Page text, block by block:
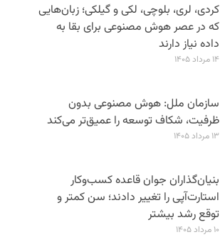
کردی، لری، بلوچی، لکی و گیلکی؛ زبان‌هایی
که در عصر هوش مصنوعی برای بقا به
داده نیاز دارند
۱۴ مرداد ۱۴۰۵
سازمان ملل: هوش مصنوعی بدون
ظرفیت، شکاف توسعه را عمیق‌تر می‌کند
۱۳ مرداد ۱۴۰۵
بنیان‌گذاران جوان قاعده کسب‌وکار
استارت‌آپی را تغییر دادند؛ سن‌ کمتر و
توقع رشد بیشتر
۱۰ مرداد ۱۴۰۵